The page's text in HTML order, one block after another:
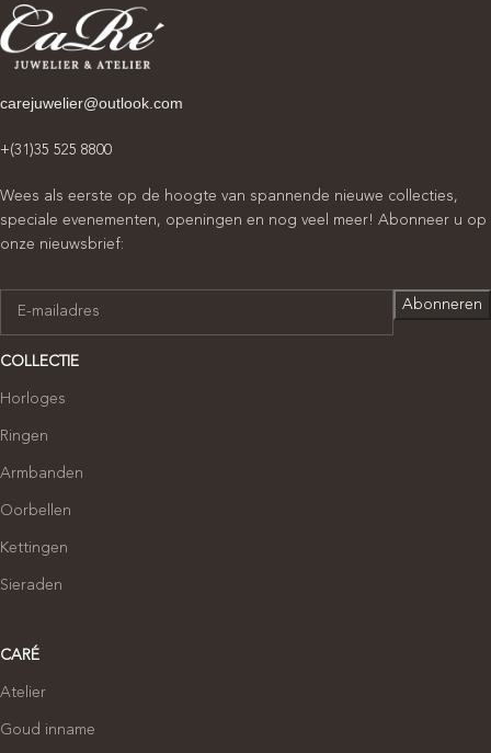
carejuwelier@outlook.com
+(31)35 525 8800
Wees als eerste op de hoogte van spannende nieuwe collecties,
speciale evenementen, openingen en nog veel meer! Abonneer u op
onze nieuwsbrief:
COLLECTIE
Horloges
Ringen
Armbanden
Oorbellen
Kettingen
Sieraden
CARÉ
Atelier
Goud inname